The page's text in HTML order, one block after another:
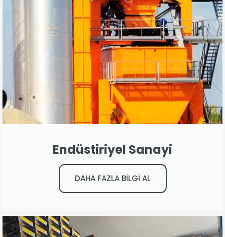
Endüstiriyel Sanayi
DAHA FAZLA BİLGİ AL